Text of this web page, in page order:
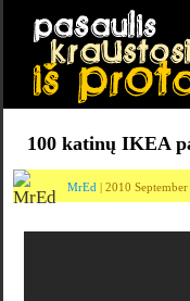
100 katinų IKEA
MrEd | 2010